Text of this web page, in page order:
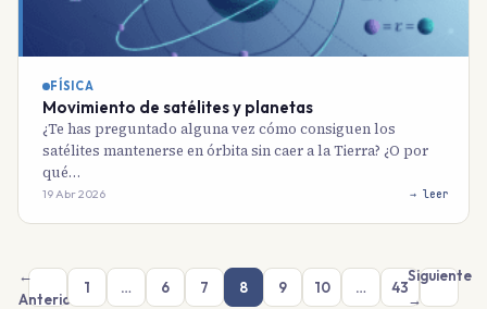
FÍSICA
Movimiento de satélites y planetas
¿Te has preguntado alguna vez cómo consiguen los
satélites mantenerse en órbita sin caer a la Tierra? ¿O por
qué…
19 Abr 2026 → leer
←
Anterior
1 … 6 7 8 9 10 … 43
Siguiente
→